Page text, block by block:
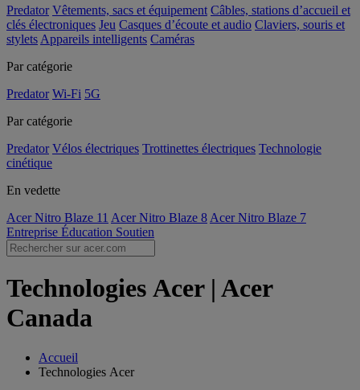
Predator Vêtements, sacs et équipement Câbles, stations d’accueil et
clés électroniques Jeu Casques d’écoute et audio Claviers, souris et
stylets Appareils intelligents Caméras
Par catégorie
Predator Wi-Fi 5G
Par catégorie
Predator Vélos électriques Trottinettes électriques Technologie
cinétique
En vedette
Acer Nitro Blaze 11 Acer Nitro Blaze 8 Acer Nitro Blaze 7
Entreprise Éducation Soutien
Technologies Acer | Acer
Canada
Accueil
Technologies Acer